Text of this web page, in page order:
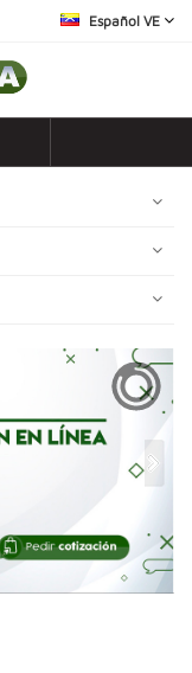
Español VE